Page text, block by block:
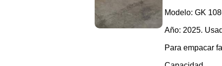
Modelo: GK
Año: 2025.
Para empacar